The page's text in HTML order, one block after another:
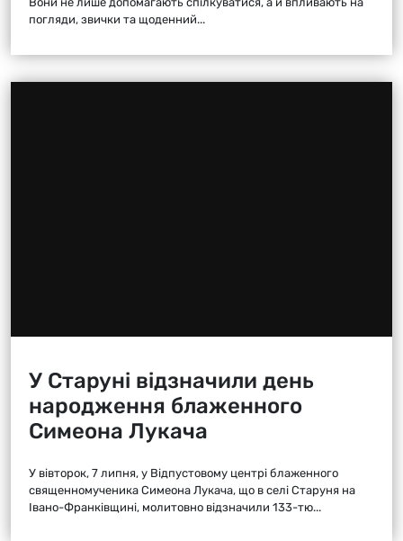
погляди, звички та щоденний...
У Старуні відзначили день
народження блаженного
Симеона Лукача
У вівторок, 7 липня, у Відпустовому центрі блаженного
священномученика Симеона Лукача, що в селі Старуня на
Івано-Франківщині, молитовно відзначили 133-тю...